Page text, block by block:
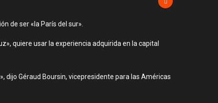
de ser «la París del sur».
quiere usar la experiencia adquirida en la capital
dijo Géraud Boursin, vicepresidente para las Américas